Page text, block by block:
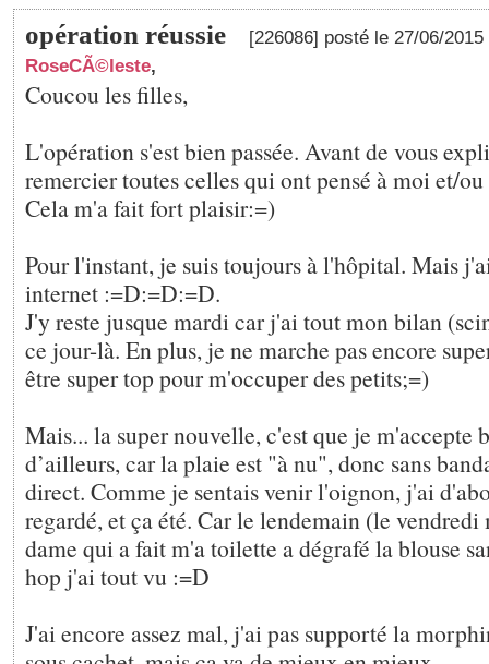
opération réussie
[226086] posté le 27/06/
RoseCÃ©leste,
Coucou les filles,
L'opération s'est bien passée. Avant de vous
remercier toutes celles qui ont pensé à moi et/
Cela m'a fait fort plaisir:=)
Pour l'instant, je suis toujours à l'hôpital. Mais
internet :=D:=D:=D.
J'y reste jusque mardi car j'ai tout mon bilan
ce jour-là. En plus, je ne marche pas encore
être super top pour m'occuper des petits;=)
Mais... la super nouvelle, c'est que je m'accepte
d’ailleurs, car la plaie est "à nu", donc sans
direct. Comme je sentais venir l'oignon, j'ai
regardé, et ça été. Car le lendemain (le
dame qui a fait m'a toilette a dégrafé la blouse
hop j'ai tout vu :=D
J'ai encore assez mal, j'ai pas supporté la